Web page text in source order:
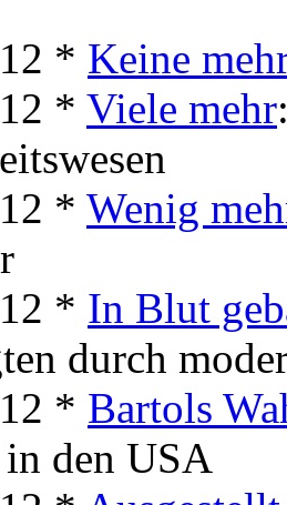
* Keine
* Viele mehr
* Wenig
* In Blut
durch
* Bartols
den USA